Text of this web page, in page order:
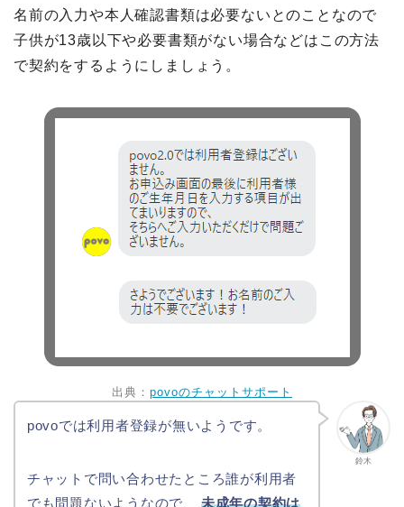
名前の入力や本人確認書類は必要ないとのことなので
子供が13歳以下や必要書類がない場合などはこの方法
で契約をするようにしましょう。
出典： povoのチャットサポート
鈴木
povoでは利用者登録が無いようです。
チャットで問い合わせたところ誰が利用者
でも問題ないようなので、
未成年の契約は